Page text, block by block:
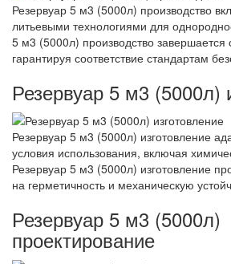
Резервуар 5 м3 (5000л) производство
литьевыми технологиями для
5 м3 (5000л) производство завершается
гарантируя соответствие стандартам
Резервуар 5 м3 (5000л)
Резервуар 5 м3 (5000л) изготовление
условия использования, включая
Резервуар 5 м3 (5000л) изготовление
на герметичность и механическую
Резервуар 5 м3 (5000л)
проектирование